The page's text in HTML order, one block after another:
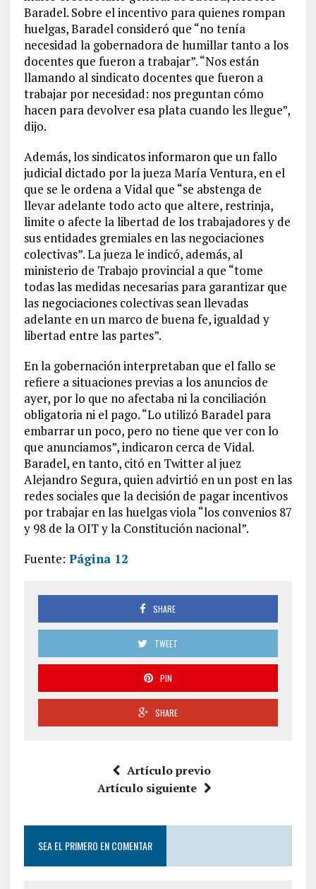
Baradel. Sobre el incentivo para quienes rompan
huelgas, Baradel consideró que “no tenía
necesidad la gobernadora de humillar tanto a los
docentes que fueron a trabajar”. “Nos están
llamando al sindicato docentes que fueron a
trabajar por necesidad: nos preguntan cómo
hacen para devolver esa plata cuando les llegue”,
dijo.
Además, los sindicatos informaron que un fallo
judicial dictado por la jueza María Ventura, en el
que se le ordena a Vidal que “se abstenga de
llevar adelante todo acto que altere, restrinja,
limite o afecte la libertad de los trabajadores y de
sus entidades gremiales en las negociaciones
colectivas”. La jueza le indicó, además, al
ministerio de Trabajo provincial a que “tome
todas las medidas necesarias para garantizar que
las negociaciones colectivas sean llevadas
adelante en un marco de buena fe, igualdad y
libertad entre las partes”.
En la gobernación interpretaban que el fallo se
refiere a situaciones previas a los anuncios de
ayer, por lo que no afectaba ni la conciliación
obligatoria ni el pago. “Lo utilizó Baradel para
embarrar un poco, pero no tiene que ver con lo
que anunciamos”, indicaron cerca de Vidal.
Baradel, en tanto, citó en Twitter al juez
Alejandro Segura, quien advirtió en un post en las
redes sociales que la decisión de pagar incentivos
por trabajar en las huelgas viola “los convenios 87
y 98 de la OIT y la Constitución nacional”.
Fuente: Página 12
SHARE
TWEET
PIN
SHARE
Artículo previo
Artículo siguiente
SEA EL PRIMERO EN COMENTAR